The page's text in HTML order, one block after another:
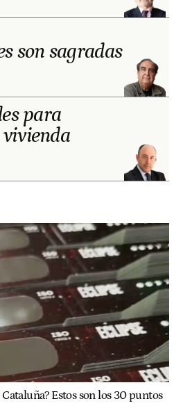
son sagradas
para
Estos son los 30 puntos